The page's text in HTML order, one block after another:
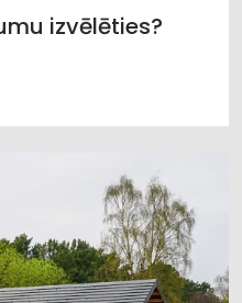
izvēlēties?